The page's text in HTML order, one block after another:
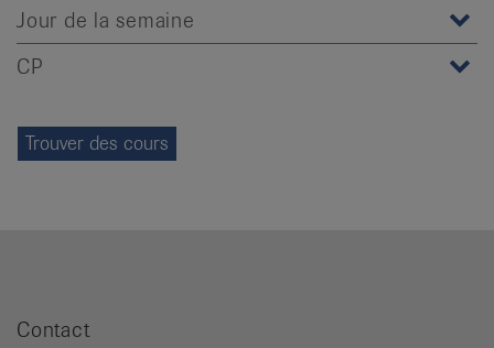
Jour de la semaine
CP
Contact